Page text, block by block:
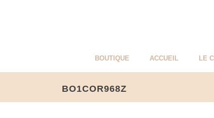
BOUTIQUE ACCUEIL LE
BO1COR968Z